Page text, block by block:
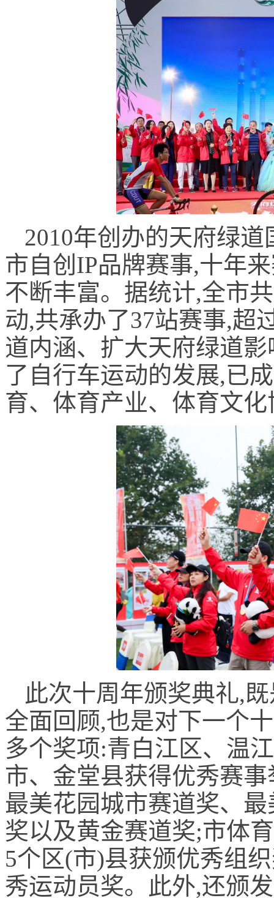
2010年创办的天府绿
市自创IP品牌赛事,十年
不断丰富。据统计,全市
动,共承办了37站赛事,超
道内涵、扩大天府绿道
了自行车运动的发展,已
育、体育产业、体育文
此次十周年颁奖典礼,
全面回顾,也是对下一个
多个奖项:青白江区、温
市、金堂县获得优秀赛
最美花园城市赛道奖、
奖以及黄金赛道奖;市体
5个区(市)县获颁优秀组
秀运动员奖。此外,还颁